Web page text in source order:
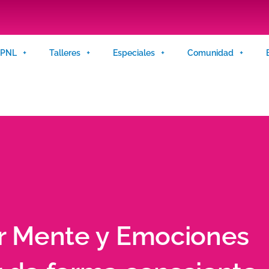
Talleres Especiales Comunidad
Mente y Emociones